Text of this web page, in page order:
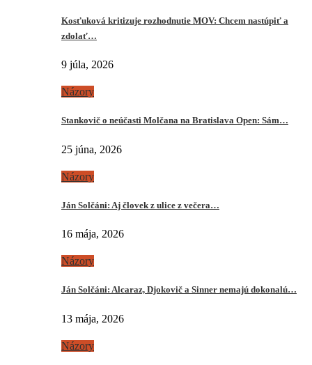
Kosťuková kritizuje rozhodnutie MOV: Chcem nastúpiť a
zdolať…
9 júla, 2026
Názory
Stankovič o neúčasti Molčana na Bratislava Open: Sám…
25 júna, 2026
Názory
Ján Solčáni: Aj človek z ulice z večera…
16 mája, 2026
Názory
Ján Solčáni: Alcaraz, Djokovič a Sinner nemajú dokonalú…
13 mája, 2026
Názory